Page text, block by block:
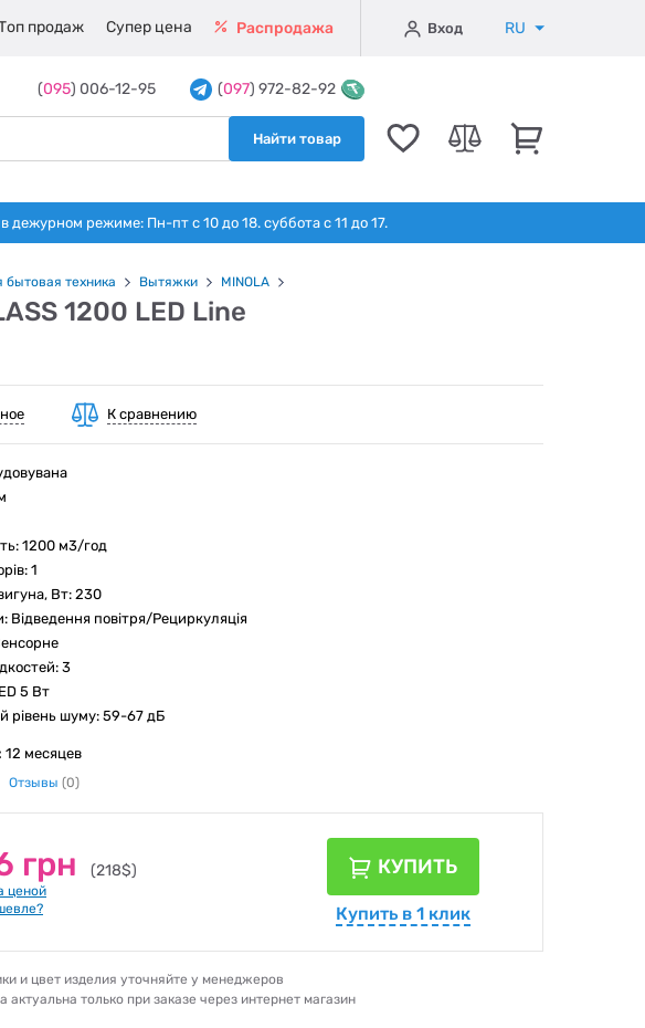
продаж Супер цена Распродажа Вход RU
(095) 006-12-95 (097) 972-82-92
Найти товар
режиме: Пн-пт с 10 до 18. суббота с 11 до 17.
бытовая техника Вытяжки MINOLA
1200 LED Line
К сравнению
1200 м3/год
1
Вт: 230
Відведення повітря/Рециркуляція
3
5 Вт
рівень шуму: 59-67 дБ
12 месяцев
Отзывы (0)
грн (218$)
ценой
КУПИТЬ
Купить в 1 клик
и цвет изделия уточняйте у менеджеров
актуальна только при заказе через интернет магазин